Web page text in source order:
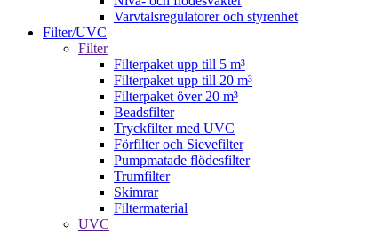
Varvtalsregulatorer och styrenhet
Filter/UVC
Filter
Filterpaket upp till 5 m³
Filterpaket upp till 20 m³
Filterpaket över 20 m³
Beadsfilter
Tryckfilter med UVC
Förfilter och Sievefilter
Pumpmatade flödesfilter
Trumfilter
Skimrar
Filtermaterial
UVC